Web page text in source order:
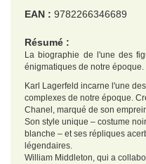
EAN : 9782266346689
Résumé :
La biographie de l'une des
énigmatiques de notre époque.
Karl Lagerfeld incarne l'une
complexes de notre époque.
Chanel, marqué de son
Son style unique – costume
blanche – et ses répliques
légendaires.
William Middleton, qui a